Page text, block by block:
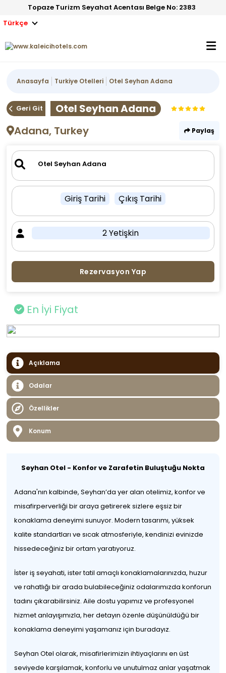
Topaze Turizm Seyahat Acentası Belge No: 2383
Türkçe
Anasayfa Turkiye Otelleri Otel Seyhan Adana
Geri Git
Otel Seyhan Adana
Adana, Turkey
Paylaş
Giriş Tarihi Çıkış Tarihi
2 Yetişkin
Rezervasyon Yap
En İyi Fiyat
Açıklama
Odalar
Özellikler
Konum
Seyhan Otel - Konfor ve Zarafetin Buluştuğu Nokta
Adana'nın kalbinde, Seyhan’da yer alan otelimiz, konfor ve
misafirperverliği bir araya getirerek sizlere eşsiz bir
konaklama deneyimi sunuyor. Modern tasarımı, yüksek
kalite standartları ve sıcak atmosferiyle, kendinizi evinizde
hissedeceğiniz bir ortam yaratıyoruz.
İster iş seyahati, ister tatil amaçlı konaklamalarınızda, huzur
ve rahatlığı bir arada bulabileceğiniz odalarımızda konforun
tadını çıkarabilirsiniz. Aile dostu yapımız ve profesyonel
hizmet anlayışımızla, her detayın özenle düşünüldüğü bir
konaklama deneyimi yaşamanız için buradayız.
Seyhan Otel olarak, misafirlerimizin ihtiyaçlarını en üst
seviyede karşılamak, konforlu ve unutulmaz anlar yaşatmak